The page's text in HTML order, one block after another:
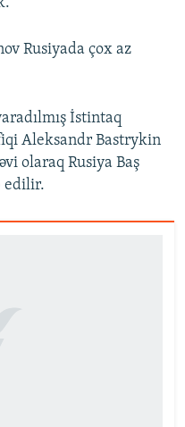
Rusiyada çox az
İstintaq
Aleksandr Bastrykin
olaraq Rusiya Baş
edilir.